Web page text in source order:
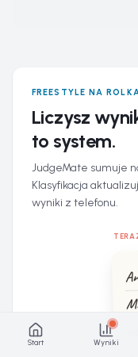
FREESTYLE NA
Liczysz
to system.
JudgeMate sumuje
Klasyfikacja
wyniki z telefonu.
Start Wyniki